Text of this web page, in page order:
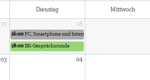
Dienstag Mittwoch
27 28
03 04
16:00PC, Smartphone und Internet Beratung
18:00BK-Gesprächsrunde